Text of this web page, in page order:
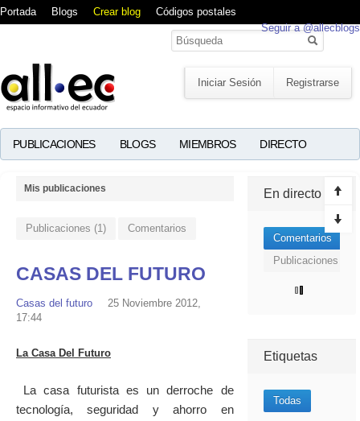
Portada Blogs Crear blog
Códigos postales
Seguir a @allecblogs
Iniciar Sesión Registrarse
PUBLICACIONES BLOGS MIEMBROS DIRECTO
Mis publicaciones
Publicaciones (1) Comentarios
CASAS DEL FUTURO
Casas del futuro
25 Noviembre 2012,
17:44
La Casa Del Futuro
La casa futurista es un derroche de
tecnología, seguridad y ahorro en
En directo
Comentarios
Publicaciones
Etiquetas
Todas